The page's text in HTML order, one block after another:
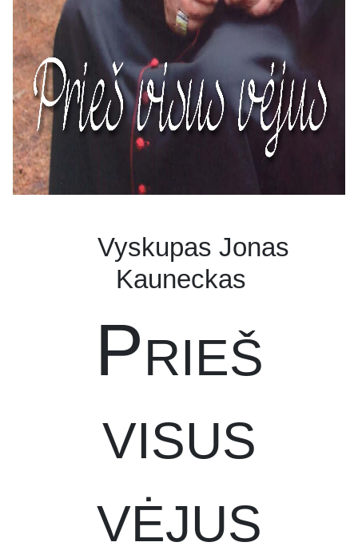
Vyskupas Jonas
Kauneckas
Prieš
visus
vėjus